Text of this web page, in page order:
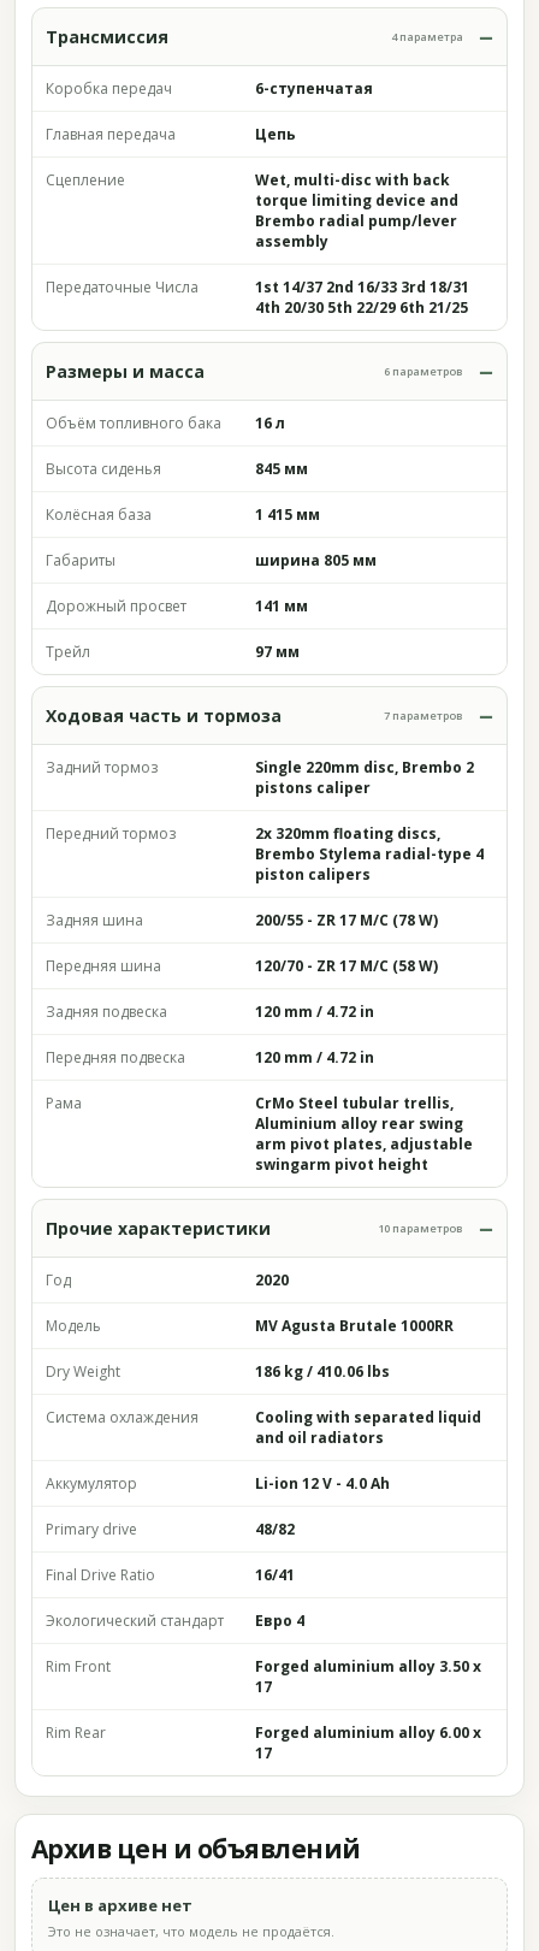
Трансмиссия 4 параметра
Коробка передач 6-ступенчатая
Главная передача Цепь
Сцепление
Wet, multi-disc with back
torque limiting device and
Brembo radial pump/lever
assembly
Передаточные Числа
1st 14/37 2nd 16/33 3rd 18/31
4th 20/30 5th 22/29 6th 21/25
Размеры и масса 6 параметров
Объём топливного бака 16 л
Высота сиденья 845 мм
Колёсная база 1 415 мм
Габариты ширина 805 мм
Дорожный просвет 141 мм
Трейл 97 мм
Ходовая часть и тормоза 7 параметров
Задний тормоз
Single 220mm disc, Brembo 2
pistons caliper
Передний тормоз
2x 320mm floating discs,
Brembo Stylema radial-type 4
piston calipers
Задняя шина 200/55 - ZR 17 M/C (78 W)
Передняя шина 120/70 - ZR 17 M/C (58 W)
Задняя подвеска 120 mm / 4.72 in
Передняя подвеска 120 mm / 4.72 in
Рама
CrMo Steel tubular trellis,
Aluminium alloy rear swing
arm pivot plates, adjustable
swingarm pivot height
Прочие характеристики 10 параметров
Год 2020
Модель MV Agusta Brutale 1000RR
Dry Weight 186 kg / 410.06 lbs
Система охлаждения
Cooling with separated liquid
and oil radiators
Аккумулятор Li-ion 12 V - 4.0 Ah
Primary drive 48/82
Final Drive Ratio 16/41
Экологический стандарт Евро 4
Rim Front
Forged aluminium alloy 3.50 x
17
Rim Rear
Forged aluminium alloy 6.00 x
17
Архив цен и объявлений
Цен в архиве нет
Это не означает, что модель не продаётся.